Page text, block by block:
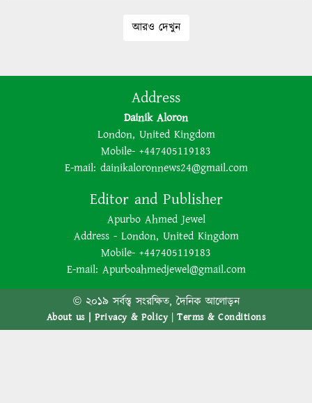
আরও দেখুন
Address
Dainik Aloron
London, United Kingdom
Mobile- +447405119183
E-mail: dainikaloronnews24@gmail.com
Editor and Publisher
Apurbo Ahmed Jewel
Address - London, United Kingdom
Mobile- +447405119183
E-mail: Apurboahmedjewel@gmail.com
© ২০১৯ সর্বস্ত্ব সংরক্ষিত, দৈনিক আলোড়ন
About us |Privacy & Policy|Terms & Conditions